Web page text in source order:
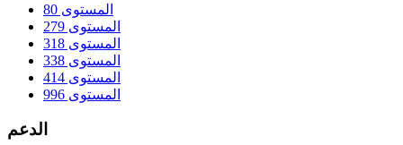
المستوى 80
المستوى 279
المستوى 318
المستوى 338
المستوى 414
المستوى 996
الدعم